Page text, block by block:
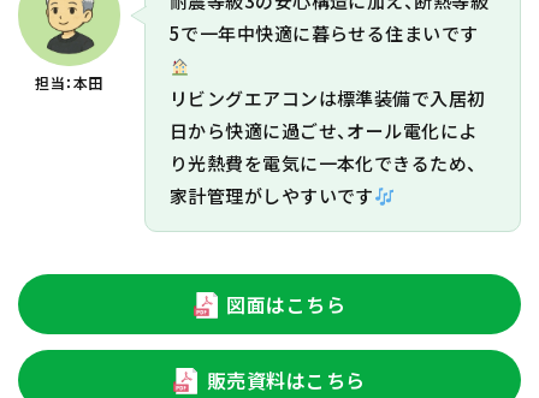
担当：本田
5で一年中快適に暮らせる住まいです
リビングエアコンは標準装備で入居初
日から快適に過ごせ、オール電化によ
り光熱費を電気に一本化できるため、
家計管理がしやすいです
図面はこちら
販売資料はこちら